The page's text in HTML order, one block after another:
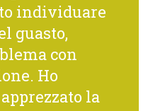
individuare
guasto,
con
Ho
la